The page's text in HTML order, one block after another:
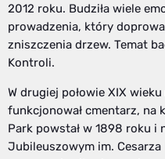
2012 roku. Budziła wiele
prowadzenia, który
zniszczenia drzew. Temat
Kontroli.
W drugiej połowie XIX
funkcjonował cmentarz, na
Park powstał w 1898 roku i
Jubileuszowym im.